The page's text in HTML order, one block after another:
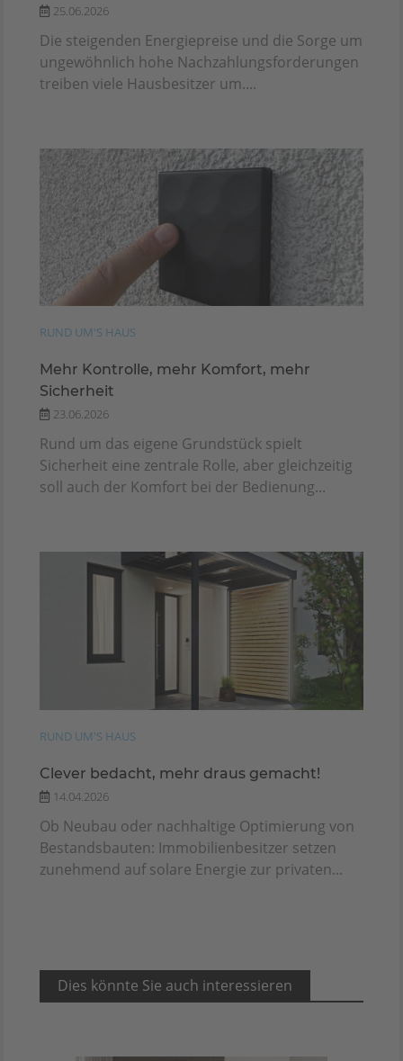
25.06.2026
Die steigenden Energiepreise und die Sorge um
ungewöhnlich hohe Nachzahlungsforderungen
treiben viele Hausbesitzer um....
RUND UM'S HAUS
Mehr Kontrolle, mehr Komfort, mehr
Sicherheit
23.06.2026
Rund um das eigene Grundstück spielt
Sicherheit eine zentrale Rolle, aber gleichzeitig
soll auch der Komfort bei der Bedienung...
RUND UM'S HAUS
Clever bedacht, mehr draus gemacht!
14.04.2026
Ob Neubau oder nachhaltige Optimierung von
Bestandsbauten: Immobilienbesitzer setzen
zunehmend auf solare Energie zur privaten...
Dies könnte Sie auch interessieren